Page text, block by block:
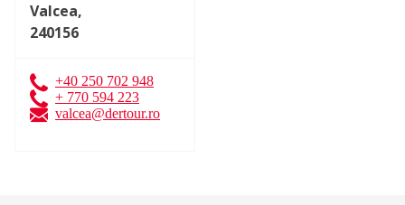
Valcea,
240156
+40 250 702 948
+ 770 594 223
valcea@dertour.ro